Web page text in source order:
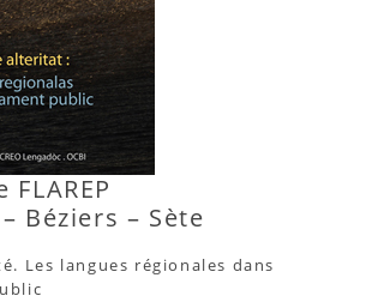
Béziers – Sète
Les langues régionales dans